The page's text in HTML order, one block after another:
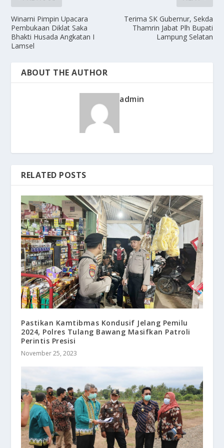
Winarni Pimpin Upacara
Pembukaan Diklat Saka
Bhakti Husada Angkatan I
Lamsel
Terima SK Gubernur, Sekda
Thamrin Jabat Plh Bupati
Lampung Selatan
ABOUT THE AUTHOR
admin
RELATED POSTS
Pastikan Kamtibmas Kondusif Jelang Pemilu
2024, Polres Tulang Bawang Masifkan Patroli
Perintis Presisi
November 25, 2023